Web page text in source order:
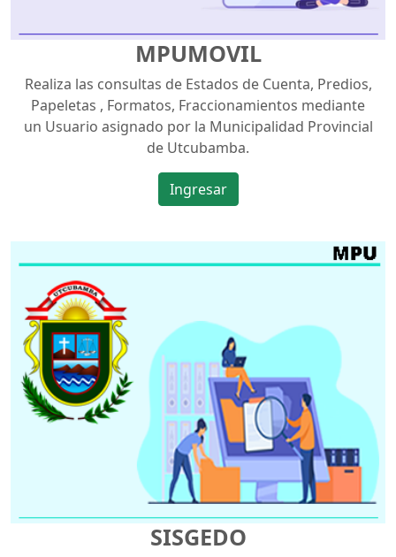
MPUMOVIL
Realiza las consultas de Estados de Cuenta, Predios,
Papeletas , Formatos, Fraccionamientos mediante
un Usuario asignado por la Municipalidad Provincial
de Utcubamba.
Ingresar
SISGEDO